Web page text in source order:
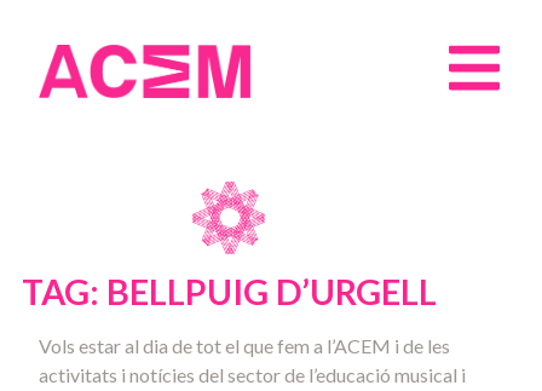
TAG: BELLPUIG D’URGELL
Vols estar al dia de tot el que fem a l’ACEM i de les
activitats i notícies del sector de l’educació musical i